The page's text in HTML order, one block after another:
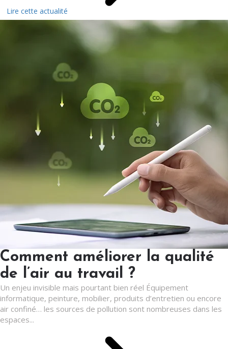
Lire cette actualité
Comment améliorer la qualité
de l’air au travail ?
Un enjeu invisible mais pourtant bien réel Équipement
informatique, peinture, mobilier, produits d’entretien ou encore
air confiné… les sources de pollution sont nombreuses dans les
espaces...